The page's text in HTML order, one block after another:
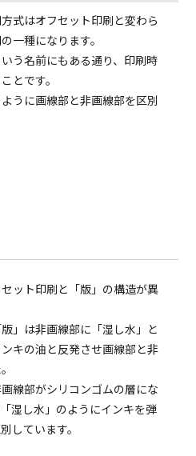
式はオフセット印刷と変わら
一種になります。
う名前にもある通り、印刷時
とです。
うに画線部と非画線部を区別
ット印刷と「版」の構造が異
」は非画線部に「湿し水」と
キの油と反発させ画線部と非
線部がシリコンゴムの層にな
湿し水」のようにインキを弾
しています。